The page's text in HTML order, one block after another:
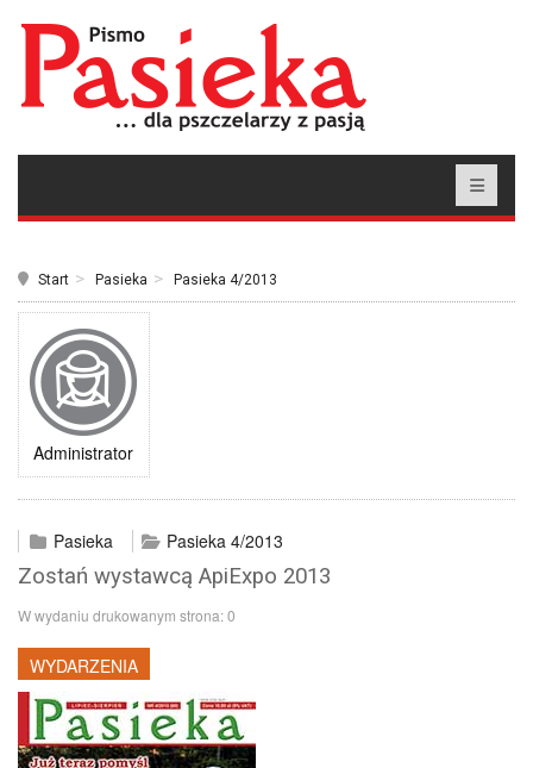
Start Pasieka Pasieka 4/2013
Administrator
Pasieka Pasieka 4/2013
Zostań wystawcą ApiExpo 2013
W wydaniu drukowanym strona:0
WYDARZENIA